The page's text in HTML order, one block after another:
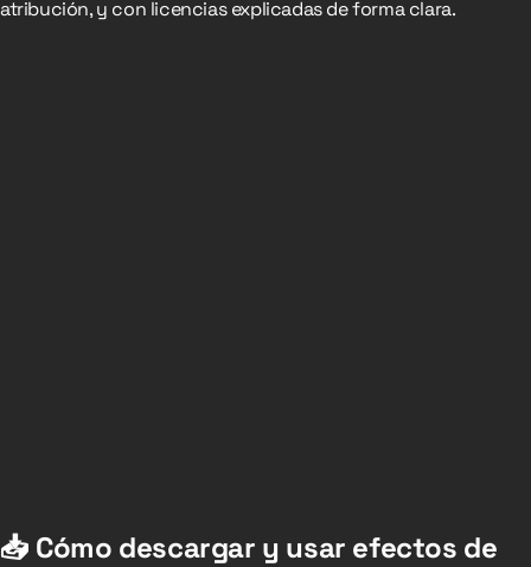
atribución, y con licencias explicadas de forma clara.
📥 Cómo descargar y usar efectos de